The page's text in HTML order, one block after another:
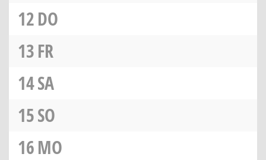
12DO
13FR
14SA
15SO
16MO